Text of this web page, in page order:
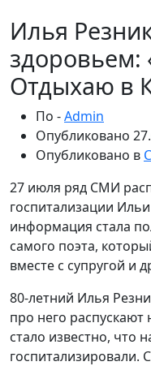
Илья
здоровьем:
Отдыхаю в
По -Admin
Опубликовано
Опубликовано в
27 июля ряд СМИ
госпитализации
информация стала
самого поэта,
вместе с супругой и
80-летний Илья
про него
стало известно, что